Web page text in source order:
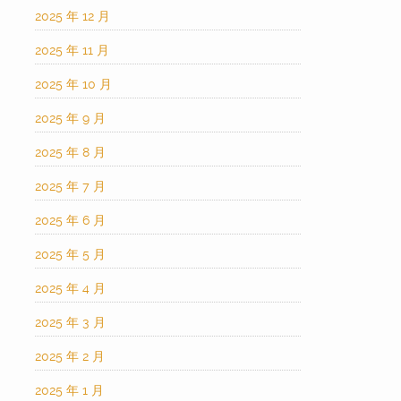
2025 年 12 月
2025 年 11 月
2025 年 10 月
2025 年 9 月
2025 年 8 月
2025 年 7 月
2025 年 6 月
2025 年 5 月
2025 年 4 月
2025 年 3 月
2025 年 2 月
2025 年 1 月